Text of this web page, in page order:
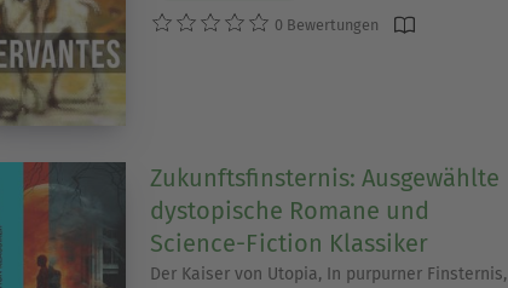
0 Bewertungen
Zukunftsfinsternis: Ausgewählte
dystopische Romane und
Science-Fiction Klassiker
Der Kaiser von Utopia, In purpurner Finsternis,